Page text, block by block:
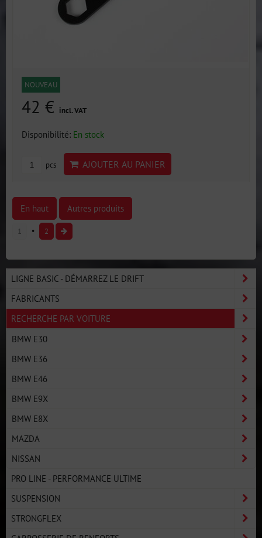
NOUVEAU
42 € incl. VAT
Disponibilité: En stock
pcs AJOUTER AU PANIER
En haut Autres produits
1 2
LIGNE BASIC - DÉMARREZ LE DRIFT
FABRICANTS
RECHERCHE PAR VOITURE
BMW E30
BMW E36
BMW E46
BMW E9X
BMW E8X
MAZDA
NISSAN
PRO LINE - PERFORMANCE ULTIME
SUSPENSION
STRONGFLEX